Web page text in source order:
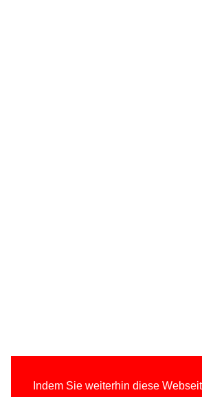
Indem Sie weiterhin diese